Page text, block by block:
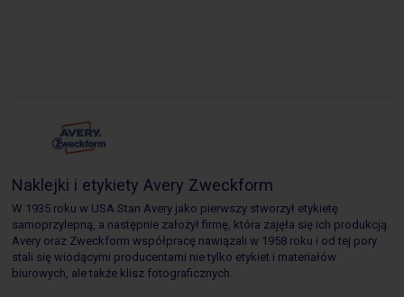
Naklejki i etykiety Avery Zweckform
W 1935 roku w USA Stan Avery jako pierwszy stworzył etykietę
samoprzylepną, a następnie założył firmę, która zajęła się ich produkcją.
Avery oraz Zweckform współpracę nawiązali w 1958 roku i od tej pory
stali się wiodącymi producentami nie tylko etykiet i materiałów
biurowych, ale także klisz fotograficznych.